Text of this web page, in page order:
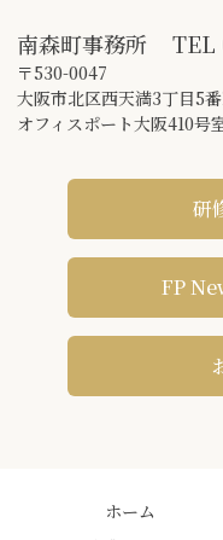
南森町事務所 TEL
〒530-0047
大阪市北区西天満3丁目5
オフィスポート大阪410号
研
FP
ホーム